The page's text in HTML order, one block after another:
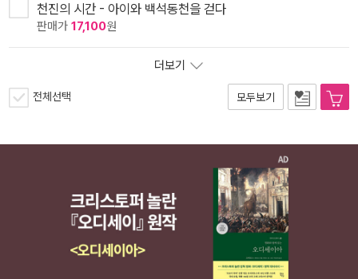
천진의 시간 - 아이와 백석동천을 걷다
판매가 17,100원
더보기
전체선택 모두보기